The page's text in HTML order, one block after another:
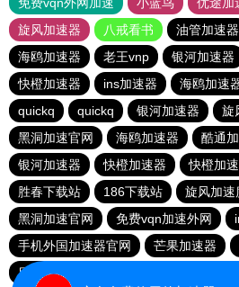
免费vqn外网加速
小蓝鸟 优途加
旋风加速器
八戒看书 油管加速器
海鸥加速器
老王vnp 银河加速器
快橙加速器
ins加速器 海鸥加速
quickq
quickq 银河加速器
旋
黑洞加速官网
海鸥加速器 酷通
银河加速器
快橙加速器 快橙加
胜春下载站
186下载站 旋风加速
黑洞加速官网
免费vqn加速外网
手机外国加速器官网
芒果加速器
目标下载站